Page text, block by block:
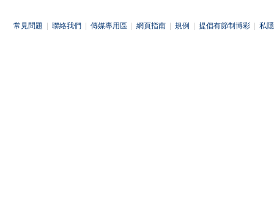
常見問題 聯絡我們 傳媒專用區 網頁指南 規例 提倡有節制博彩 私